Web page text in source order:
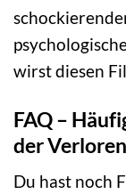
wirst diesen
FAQ –
der
Du hast noch